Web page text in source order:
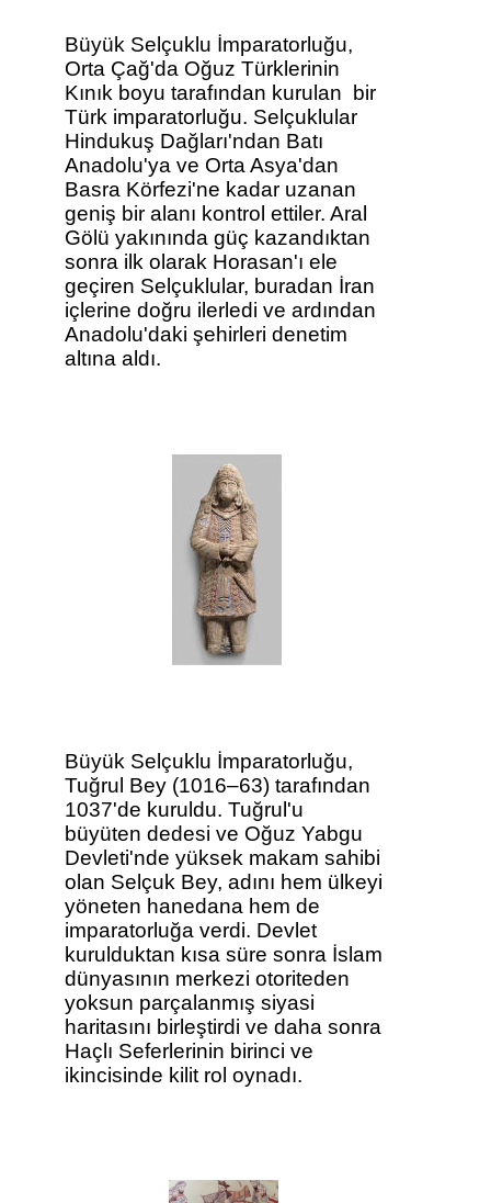
Büyük Selçuklu İmparatorluğu,
Orta Çağ'da Oğuz Türklerinin
Kınık boyu tarafından kurulan bir
Türk imparatorluğu. Selçuklular
Hindukuş Dağları'ndan Batı
Anadolu'ya ve Orta Asya'dan
Basra Körfezi'ne kadar uzanan
geniş bir alanı kontrol ettiler. Aral
Gölü yakınında güç kazandıktan
sonra ilk olarak Horasan'ı ele
geçiren Selçuklular, buradan İran
içlerine doğru ilerledi ve ardından
Anadolu'daki şehirleri denetim
altına aldı.
Büyük Selçuklu İmparatorluğu,
Tuğrul Bey (1016–63) tarafından
1037'de kuruldu. Tuğrul'u
büyüten dedesi ve Oğuz Yabgu
Devleti'nde yüksek makam sahibi
olan Selçuk Bey, adını hem ülkeyi
yöneten hanedana hem de
imparatorluğa verdi. Devlet
kurulduktan kısa süre sonra İslam
dünyasının merkezi otoriteden
yoksun parçalanmış siyasi
haritasını birleştirdi ve daha sonra
Haçlı Seferlerinin birinci ve
ikincisinde kilit rol oynadı.